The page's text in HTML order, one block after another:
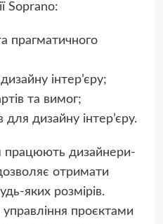
Soprano:
прагматичного
інтер’єру;
та вимог;
для дизайну інтер’єру.
дизайнери-
отримати
яких розмірів.
проєктами